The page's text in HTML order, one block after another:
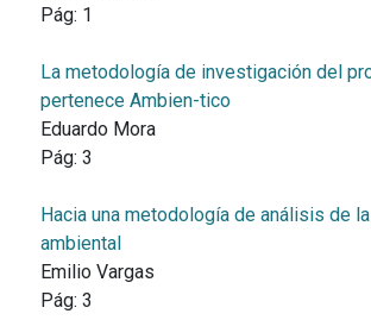
Pág: 1
La metodología de investigación del
pertenece Ambien-tico
Eduardo Mora
Pág: 3
Hacia una metodología de análisis de
ambiental
Emilio Vargas
Pág: 3